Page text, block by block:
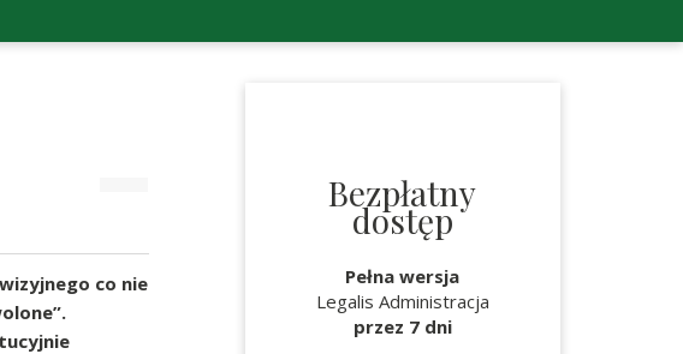
co nie
Bezpłatny
dostęp
Pełna wersja
Legalis Administracja
przez 7 dni